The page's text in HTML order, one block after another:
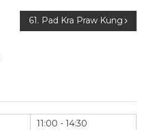
61. Pad Kra Praw Kung
11:00 - 14:30